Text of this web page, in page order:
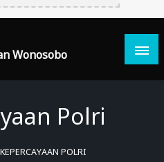
Wonosobo
Polri
KEPERCAYAAN POLRI